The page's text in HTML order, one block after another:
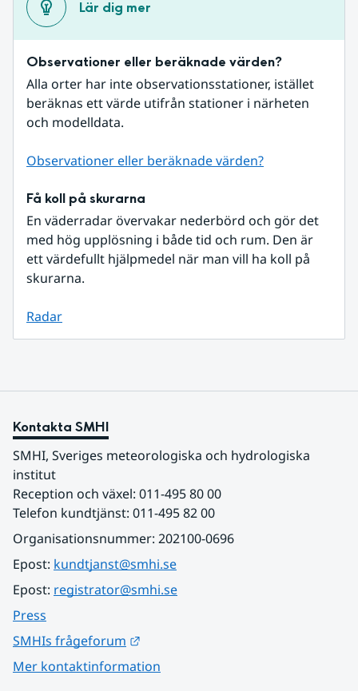
Lär dig mer
Observationer eller beräknade värden?
Alla orter har inte observationsstationer, istället
beräknas ett värde utifrån stationer i närheten
och modelldata.
Observationer eller beräknade värden?
Få koll på skurarna
En väderradar övervakar nederbörd och gör det
med hög upplösning i både tid och rum. Den är
ett värdefullt hjälpmedel när man vill ha koll på
skurarna.
Radar
Kontakta SMHI
SMHI, Sveriges meteorologiska och hydrologiska
institut
Reception och växel: 011-495 80 00
Telefon kundtjänst: 011-495 82 00
Organisationsnummer: 202100-0696
Epost: kundtjanst@smhi.se
Epost: registrator@smhi.se
Press
SMHIs frågeforum
Mer kontaktinformation